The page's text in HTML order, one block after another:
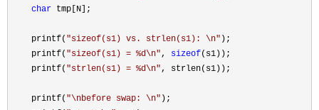
char tmp[N];
    printf(
"sizeof(s1) vs. strlen(s1): \n" );
    printf(
"sizeof(s1) = %d\n", sizeof(s1));
    printf(
"strlen(s1) = %d\n", strlen(s1));
    printf(
"\nbefore swap: \n" );